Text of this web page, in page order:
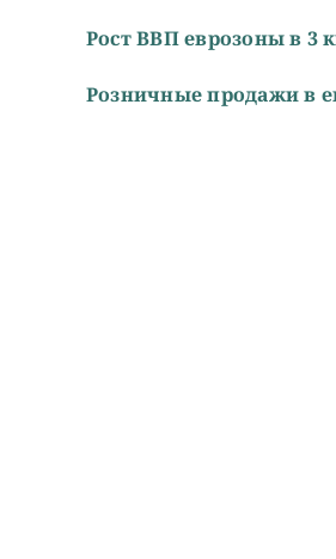
Рост ВВП еврозоны в 3
Розничные продажи в